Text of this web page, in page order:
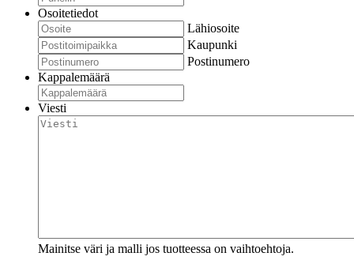
Osoitetiedot
Lähiosoite
Kaupunki
Postinumero
Kappalemäärä
Viesti
Mainitse väri ja malli jos tuotteessa on vaihtoehtoja.